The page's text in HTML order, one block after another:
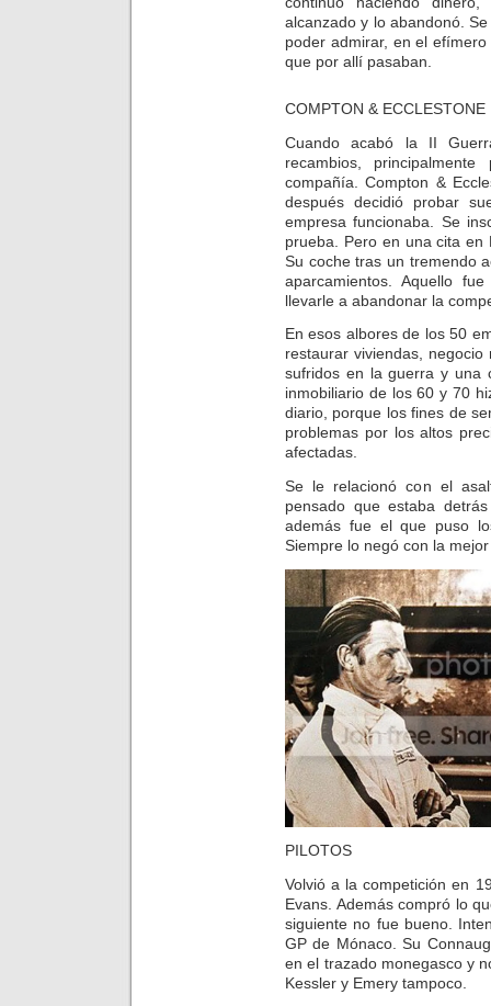
alcanzado y lo abandonó.
poder admirar, en el
que por allí pasaban.
COMPTON & ECCLESTONE
Cuando acabó la II
recambios,
compañía. Compton &
después decidió probar
empresa funcionaba. Se
prueba. Pero en una cita
Su coche tras un tremendo
aparcamientos. Aquello
llevarle a abandonar la
En esos albores de los 50
restaurar viviendas,
sufridos en la guerra y una
inmobiliario de los 60 y 70
diario, porque los fines de
problemas por los altos
afectadas.
Se le relacionó con el
pensado que estaba
además fue el que puso
Siempre lo negó con la
PILOTOS
Volvió a la competición en
Evans. Además compró lo
siguiente no fue bueno.
GP de Mónaco. Su
en el trazado monegasco y
Kessler y Emery tampoco.